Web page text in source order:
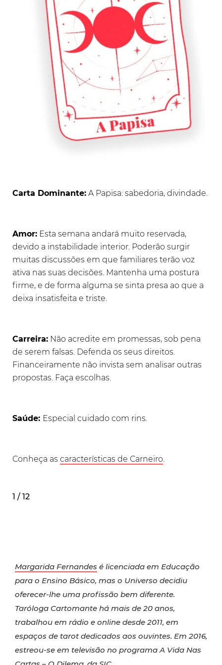
Carta Dominante: A Papisa: sabedoria, divindade.
Amor: Esta semana andará muito reservada,
devido a instabilidade interior. Poderão surgir
muitas discussões em que familiares terão voz
ativa nas suas decisões. Mantenha uma postura
firme, e de forma alguma se sinta presa ao que a
deixa insatisfeita e triste.
Carreira: Não acredite em promessas, sob pena
de serem falsas. Defenda os seus direitos.
Financeiramente não invista sem analisar outras
propostas. Faça escolhas.
Saúde: Especial cuidado com rins.
Conheça as características de Carneiro.
1 / 12
Margarida Fernandes é licenciada em Educação
para o Ensino Básico, mas o Universo decidiu
oferecer-lhe uma profissão bem diferente.
Taróloga Cartomante há mais de 20 anos,
trabalhou em rádio e online desde 2011, em
espaços de tarot dedicados aos ouvintes. Em 2016,
estreou-se em televisão no programa A Vida Nas